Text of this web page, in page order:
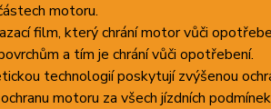
motoru.
film, který chrání motor vůči
a tím je chrání vůči opotřebení.
technologií poskytují zvýšenou
motoru za všech jízdních